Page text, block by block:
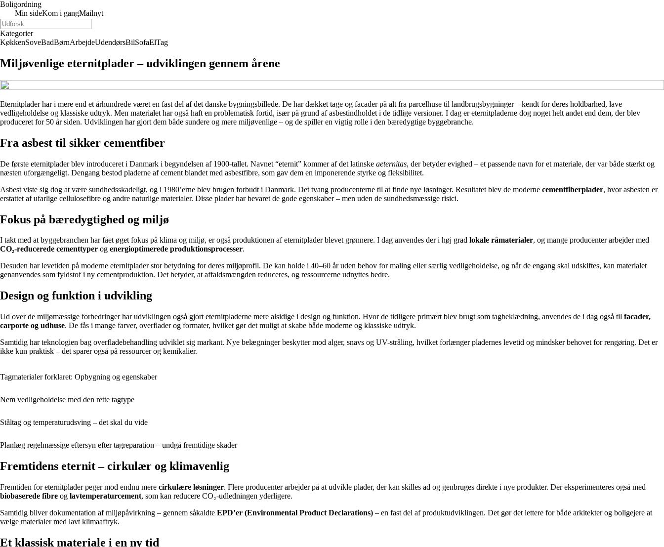
Boligordning
Min sideKom i gangMailnyt
Kategorier
KøkkenSoveBadBørnArbejdeUdendørsBilSofaElTag
Miljøvenlige eternitplader – udviklingen gennem årene
Eternitplader har i mere end et århundrede været en fast del af det danske bygningsbillede. De har dækket tage og facader på alt fra parcelhuse til landbrugsbygninger – kendt for deres holdbarhed, lave
vedligeholdelse og klassiske udtryk. Men materialet har også haft en problematisk fortid, især på grund af asbestindholdet i de tidlige versioner. I dag er eternitpladerne dog noget helt andet end dem, der blev
produceret for 50 år siden. Udviklingen har gjort dem både sundere og mere miljøvenlige – og de spiller en vigtig rolle i den bæredygtige byggebranche.
Fra asbest til sikker cementfiber
De første eternitplader blev introduceret i Danmark i begyndelsen af 1900-tallet. Navnet “eternit” kommer af det latinske aeternitas, der betyder evighed – et passende navn for et materiale, der var både stærkt og
næsten uforgængeligt. Dengang bestod pladerne af cement blandet med asbestfibre, som gav dem en imponerende styrke og fleksibilitet.
Asbest viste sig dog at være sundhedsskadeligt, og i 1980’erne blev brugen forbudt i Danmark. Det tvang producenterne til at finde nye løsninger. Resultatet blev de moderne cementfiberplader, hvor asbesten er
erstattet af ufarlige cellulosefibre og andre naturlige materialer. Disse plader har bevaret de gode egenskaber – men uden de sundhedsmæssige risici.
Fokus på bæredygtighed og miljø
I takt med at byggebranchen har fået øget fokus på klima og miljø, er også produktionen af eternitplader blevet grønnere. I dag anvendes der i høj grad lokale råmaterialer, og mange producenter arbejder med
CO₂-reducerede cementtyper og energioptimerede produktionsprocesser.
Desuden har levetiden på moderne eternitplader stor betydning for deres miljøprofil. De kan holde i 40–60 år uden behov for maling eller særlig vedligeholdelse, og når de engang skal udskiftes, kan materialet
genanvendes som fyldstof i ny cementproduktion. Det betyder, at affaldsmængden reduceres, og ressourcerne udnyttes bedre.
Design og funktion i udvikling
Ud over de miljømæssige forbedringer har udviklingen også gjort eternitpladerne mere alsidige i design og funktion. Hvor de tidligere primært blev brugt som tagbeklædning, anvendes de i dag også til facader,
carporte og udhuse. De fås i mange farver, overflader og formater, hvilket gør det muligt at skabe både moderne og klassiske udtryk.
Samtidig har teknologien bag overfladebehandling udviklet sig markant. Nye belægninger beskytter mod alger, snavs og UV-stråling, hvilket forlænger pladernes levetid og mindsker behovet for rengøring. Det er
ikke kun praktisk – det sparer også på ressourcer og kemikalier.
Tagmaterialer forklaret: Opbygning og egenskaber
Nem vedligeholdelse med den rette tagtype
Ståltag og temperaturudsving – det skal du vide
Planlæg regelmæssige eftersyn efter tagreparation – undgå fremtidige skader
Fremtidens eternit – cirkulær og klimavenlig
Fremtiden for eternitplader peger mod endnu mere cirkulære løsninger. Flere producenter arbejder på at udvikle plader, der kan skilles ad og genbruges direkte i nye produkter. Der eksperimenteres også med
biobaserede fibre og lavtemperaturcement, som kan reducere CO₂-udledningen yderligere.
Samtidig bliver dokumentation af miljøpåvirkning – gennem såkaldte EPD’er (Environmental Product Declarations) – en fast del af produktudviklingen. Det gør det lettere for både arkitekter og boligejere at
vælge materialer med lavt klimaaftryk.
Et klassisk materiale i en ny tid